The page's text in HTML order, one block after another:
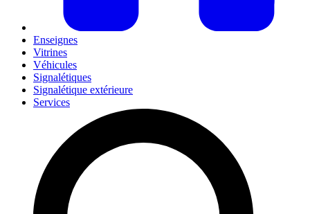
Enseignes
Vitrines
Véhicules
Signalétiques
Signalétique extérieure
Services